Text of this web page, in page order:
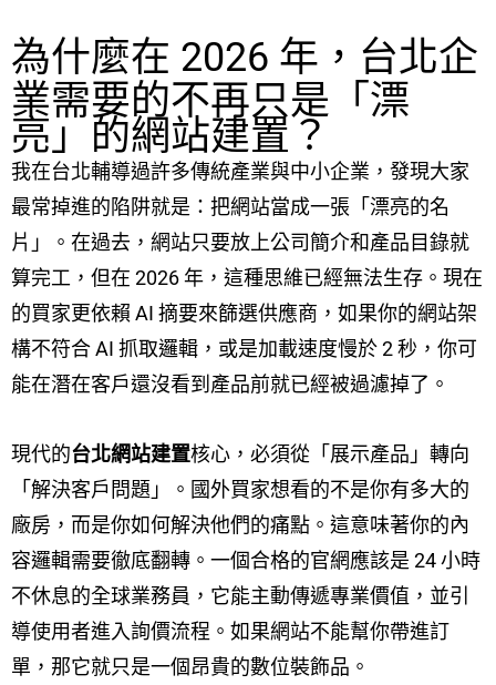
為什麼在 2026 年，台北企
業需要的不再只是「漂
亮」的網站建置？
我在台北輔導過許多傳統產業與中小企業，發現大家
最常掉進的陷阱就是：把網站當成一張「漂亮的名
片」。在過去，網站只要放上公司簡介和產品目錄就
算完工，但在 2026 年，這種思維已經無法生存。現在
的買家更依賴 AI 摘要來篩選供應商，如果你的網站架
構不符合 AI 抓取邏輯，或是加載速度慢於 2 秒，你可
能在潛在客戶還沒看到產品前就已經被過濾掉了。
現代的台北網站建置核心，必須從「展示產品」轉向
「解決客戶問題」。國外買家想看的不是你有多大的
廠房，而是你如何解決他們的痛點。這意味著你的內
容邏輯需要徹底翻轉。一個合格的官網應該是 24 小時
不休息的全球業務員，它能主動傳遞專業價值，並引
導使用者進入詢價流程。如果網站不能幫你帶進訂
單，那它就只是一個昂貴的數位裝飾品。